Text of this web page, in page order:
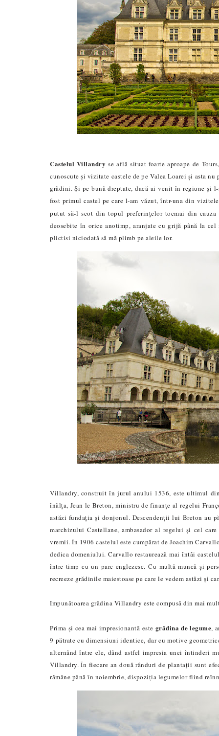
Castelul Villandry se află situat foarte aproape de
cunoscute și vizitate castele de pe Valea Loarei și asta
grădini. Și pe bună dreptate, dacă ai venit în regiune și
fost primul castel pe care l-am văzut, într-una din
putut să-l scot din topul preferințelor tocmai din
deosebite în orice anotimp, aranjate cu grijă până la
plictisi niciodată să mă plimb pe aleile lor.
Villandry, construit în jurul anului 1536, este ultimul
înălța, Jean le Breton, ministru de finanțe al regelui
astăzi fundația și donjonul. Descendenții lui Breton au
marchizului Castellane, ambasador al regelui și cel
vremii. În 1906 castelul este cumpărat de Joachim
dedica domeniului. Carvallo restaurează mai întâi
între timp cu un parc englezesc. Cu multă muncă și
recreeze grădinile maiestoase pe care le vedem astăzi și
Impunătoarea grădina Villandry este compusă din mai
Prima și cea mai impresionantă este grădina de legume,
9 pătrate cu dimensiuni identice, dar cu motive
alternând între ele, dând astfel impresia unei întinderi
Villandry. În fiecare an două rânduri de plantații sunt
rămâne până în noiembrie, dispoziția legumelor fiind